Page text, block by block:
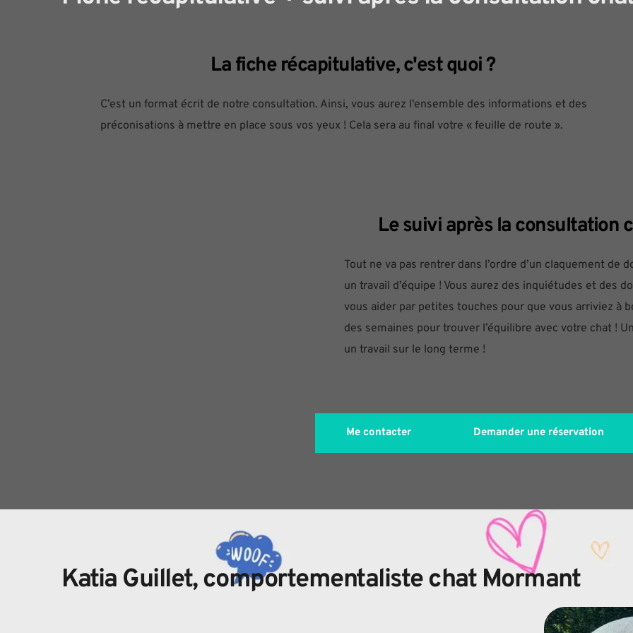
La fiche récapitulative, c'est quoi ?
C’est un format écrit de notre consultation. Ainsi, vous aurez l'ensemble des informations et des
préconisations à mettre en place sous vos yeux ! Cela sera au final votre « feuille de route ».
Le suivi après la consultation
Tout ne va pas rentrer dans l’ordre d’un claquement de
un travail d’équipe ! Vous aurez des inquiétudes et des
vous aider par petites touches pour que vous arriviez à
des semaines pour trouver l’équilibre avec votre chat !
un travail sur le long terme !
Me contacter Demander une réservation
Katia Guillet, comportementaliste chat Mormant